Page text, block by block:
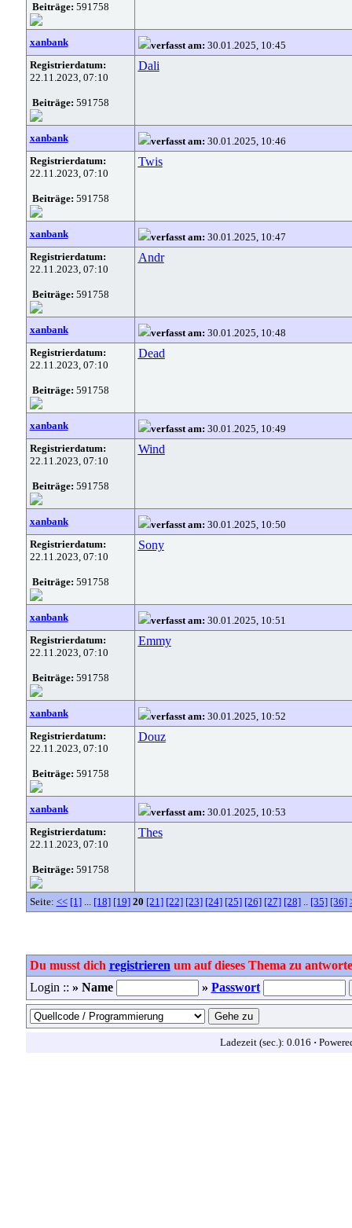
Beiträge: 591758
xanbank verfasst am: 30.01.2025, 10:45
Registrierdatum:
22.11.2023, 07:10
Beiträge: 591758
Dali
xanbank verfasst am: 30.01.2025, 10:46
Registrierdatum:
22.11.2023, 07:10
Beiträge: 591758
Twis
xanbank verfasst am: 30.01.2025, 10:47
Registrierdatum:
22.11.2023, 07:10
Beiträge: 591758
Andr
xanbank verfasst am: 30.01.2025, 10:48
Registrierdatum:
22.11.2023, 07:10
Beiträge: 591758
Dead
xanbank verfasst am: 30.01.2025, 10:49
Registrierdatum:
22.11.2023, 07:10
Beiträge: 591758
Wind
xanbank verfasst am: 30.01.2025, 10:50
Registrierdatum:
22.11.2023, 07:10
Beiträge: 591758
Sony
xanbank verfasst am: 30.01.2025, 10:51
Registrierdatum:
22.11.2023, 07:10
Beiträge: 591758
Emmy
xanbank verfasst am: 30.01.2025, 10:52
Registrierdatum:
22.11.2023, 07:10
Beiträge: 591758
Douz
xanbank verfasst am: 30.01.2025, 10:53
Registrierdatum:
22.11.2023, 07:10
Beiträge: 591758
Thes
Seite: << [1]... [18] [19] 20 [21] [22] [23] [24] [25] [26] [27] [28].. [35] [36]
Du musst dich registrieren um auf dieses Thema zu
Login :: » Name » Passwort
Ladezeit (sec.): 0.016 ·